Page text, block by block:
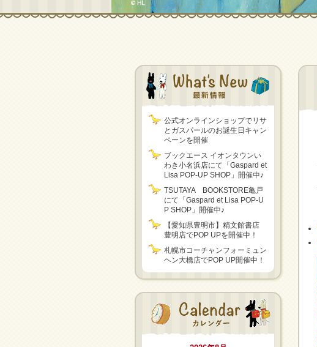
公式オンラインショップでリサ
とガスパールのお誕生日キャン
ペーンを開催
ブックエース イオンタウンい
わき小名浜店にて「Gaspard et
Lisa POP-UP SHOP」開催中♪
TSUTAYA BOOKSTORE亀戸
にて「Gaspard et Lisa POP-U
P SHOP」開催中♪
【愛知県豊明市】精文館書店
豊明店でPOP UPを開催中！
札幌市コーチャンフォーミュン
ヘン大橋店でPOP UP開催中！